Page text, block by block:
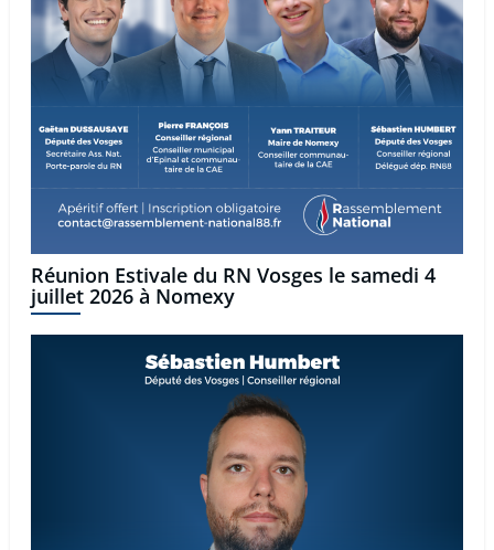
Réunion Estivale du RN Vosges le samedi 4
juillet 2026 à Nomexy